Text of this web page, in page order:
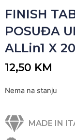
FINISH
POSUĐA
ALLin1 X
12,50 KM
Nema na stanju
MADE IN